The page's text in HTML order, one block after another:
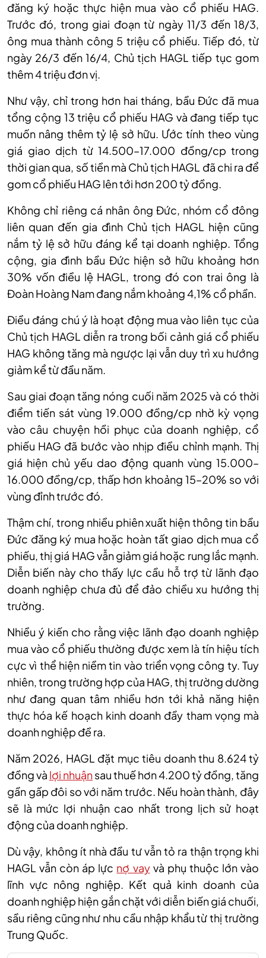
đăng ký hoặc thực hiện mua vào cổ phiếu HAG.
Trước đó, trong giai đoạn từ ngày 11/3 đến 18/3,
ông mua thành công 5 triệu cổ phiếu. Tiếp đó, từ
ngày 26/3 đến 16/4, Chủ tịch HAGL tiếp tục gom
thêm 4 triệu đơn vị.
Như vậy, chỉ trong hơn hai tháng, bầu Đức đã mua
tổng cộng 13 triệu cổ phiếu HAG và đang tiếp tục
muốn nâng thêm tỷ lệ sở hữu. Ước tính theo vùng
giá giao dịch từ 14.500–17.000 đồng/cp trong
thời gian qua, số tiền mà Chủ tịch HAGL đã chi ra để
gomcổ phiếu HAG lên tới hơn 200 tỷ đồng.
Không chỉ riêng cá nhân ông Đức, nhóm cổ đông
liên quan đến gia đình Chủ tịch HAGL hiện cũng
nắm tỷ lệ sở hữu đáng kể tại doanh nghiệp. Tổng
cộng, gia đình bầu Đức hiện sở hữu khoảng hơn
30% vốn điều lệ HAGL, trong đó con trai ông là
Đoàn Hoàng Nam đang nắm khoảng 4,1% cổ phần.
Điều đáng chú ý là hoạt động mua vào liên tục của
Chủ tịch HAGL diễn ra trong bối cảnh giá cổ phiếu
HAG không tăng mà ngược lại vẫn duy trì xu hướng
giảm kể từ đầu năm.
Sau giai đoạn tăng nóng cuối năm 2025 và có thời
điểm tiến sát vùng 19.000 đồng/cp nhờ kỳ vọng
vào câu chuyện hồi phục của doanh nghiệp, cổ
phiếu HAG đã bước vào nhịp điều chỉnh mạnh. Thị
giá hiện chủ yếu dao động quanh vùng 15.000–
16.000 đồng/cp, thấp hơn khoảng 15–20% so với
vùng đỉnh trước đó.
Thậm chí, trong nhiều phiên xuất hiện thông tin bầu
Đức đăng ký mua hoặc hoàn tất giao dịch mua cổ
phiếu, thị giá HAG vẫn giảm giá hoặc rung lắc mạnh.
Diễn biến này cho thấy lực cầu hỗ trợ từ lãnh đạo
doanh nghiệp chưa đủ để đảo chiều xu hướng thị
trường.
Nhiều ý kiến cho rằng việc lãnh đạo doanh nghiệp
mua vào cổ phiếu thường được xem là tín hiệu tích
cực vì thể hiện niềm tin vào triển vọng công ty. Tuy
nhiên, trong trường hợp của HAG, thị trường dường
như đang quan tâm nhiều hơn tới khả năng hiện
thực hóa kế hoạch kinh doanh đầy tham vọng mà
doanh nghiệp đề ra.
Năm 2026, HAGL đặt mục tiêu doanh thu 8.624 tỷ
đồng và lợi nhuậnsau thuế hơn 4.200 tỷ đồng, tăng
gần gấp đôi so với năm trước. Nếu hoàn thành, đây
sẽ là mức lợi nhuận cao nhất trong lịch sử hoạt
động của doanh nghiệp.
Dù vậy, không ít nhà đầu tư vẫn tỏ ra thận trọng khi
HAGL vẫn còn áp lực nợ vayvà phụ thuộc lớn vào
lĩnh vực nông nghiệp. Kết quả kinh doanh của
doanh nghiệp hiện gắn chặt với diễn biến giá chuối,
sầu riêng cũng như nhu cầu nhập khẩu từ thị trường
Trung Quốc.